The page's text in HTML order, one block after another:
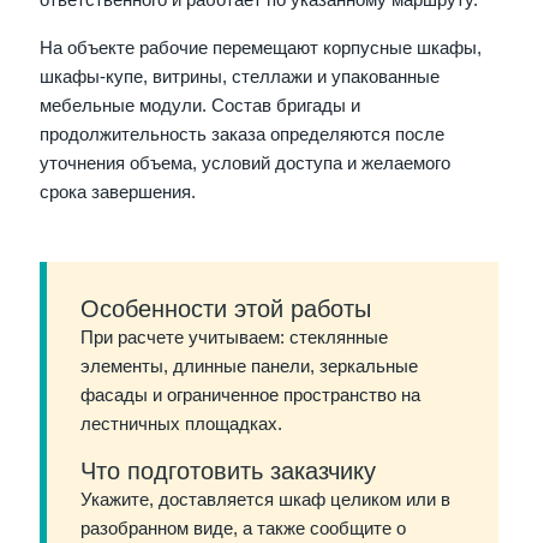
На объекте рабочие перемещают корпусные шкафы,
шкафы-купе, витрины, стеллажи и упакованные
мебельные модули. Состав бригады и
продолжительность заказа определяются после
уточнения объема, условий доступа и желаемого
срока завершения.
Особенности этой работы
При расчете учитываем: стеклянные
элементы, длинные панели, зеркальные
фасады и ограниченное пространство на
лестничных площадках.
Что подготовить заказчику
Укажите, доставляется шкаф целиком или в
разобранном виде, а также сообщите о